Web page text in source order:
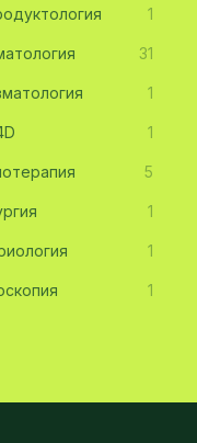
1
31
1
1
5
1
1
1